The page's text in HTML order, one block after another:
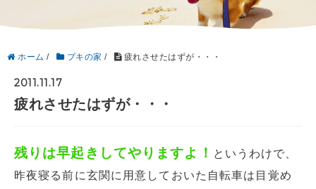
ホーム / プキの家 / 疲れさせたはずが・・・
2011.11.17
疲れさせたはずが・・・
残りは早起きしてやりますよ！ というわけで、
昨夜寝る前に玄関に用意しておいた自転車は目覚め
a